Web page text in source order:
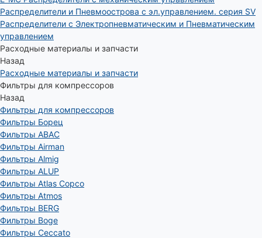
Распределители и Пневмоострова с эл.управлением. серия SV
Распределители с Электропневматическим и Пневматическим
управлением
Расходные материалы и запчасти
Назад
Расходные материалы и запчасти
Фильтры для компрессоров
Назад
Фильтры для компрессоров
Фильтры Борец
Фильтры ABAC
Фильтры Airman
Фильтры Almig
Фильтры ALUP
Фильтры Atlas Copco
Фильтры Atmos
Фильтры BERG
Фильтры Boge
Фильтры Ceccato